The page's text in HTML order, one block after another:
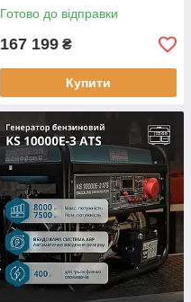
Готово до відправки
167 199 ₴
Купити